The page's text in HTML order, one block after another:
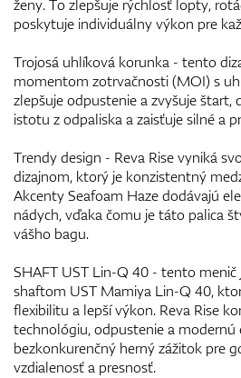
ženy. To zlepšuje rýchlosť lopty,
poskytuje individuálny výkon pre
Trojosá uhlíková korunka - tento
momentom zotrvačnosti (MOI) s
zlepšuje odpustenie a zvyšuje štart,
istotu z odpaliska a zaisťuje silné a
Trendy design - Reva Rise vyniká
dizajnom, ktorý je konzistentný
Akcenty Seafoam Haze dodávajú
nádych, vďaka čomu je táto palica
vášho bagu.
SHAFT UST Lin-Q 40 - tento
shaftom UST Mamiya Lin-Q 40,
flexibilitu a lepší výkon. Reva Rise
technológiu, odpustenie a
bezkonkurenčný herný zážitok pre
vzdialenosť a presnosť.